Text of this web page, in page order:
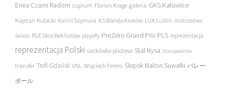
Enea Czarni Radom cuprum Florian Krage galeria GKS Katowice
Kajetan Kubicki Kamil Szymura KS Wanda Kraków LUK Lublin mistrzostwa
świata PGE Skra Bełchatów playoffy PreZero Grand Prix PLS reprezentacja
reprezentacja Polski siatkówka plażowa Stal Nysa Staropolanka
transfer Trefl Gdańsk VNL Wojciech Ferens Ślepsk Malow Suwałki バレー
ボール